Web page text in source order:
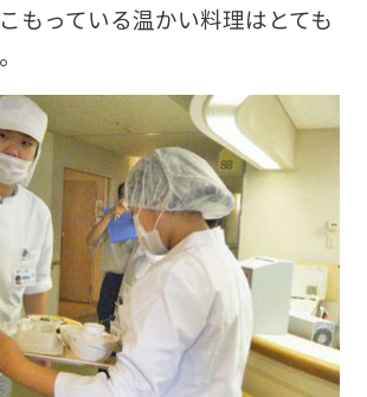
もっている温かい料理はとても